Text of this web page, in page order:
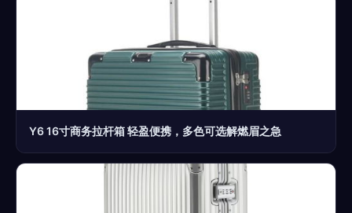
Y6 16寸商务拉杆箱 轻盈便携，多色可选解燃眉之急